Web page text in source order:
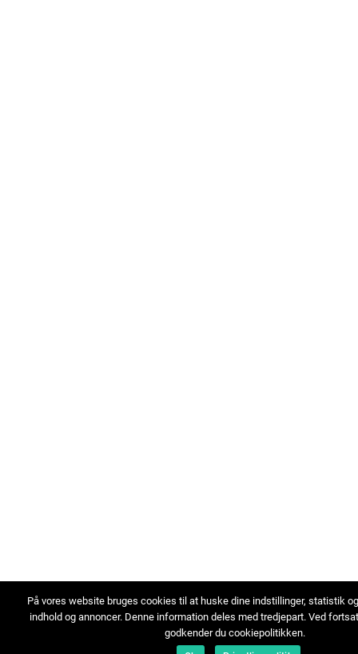
På vores website bruges cookies til at huske dine indstillinger, statistik
indhold og annoncer. Denne information deles med tredjepart. Ved
godkender du cookiepolitikken.